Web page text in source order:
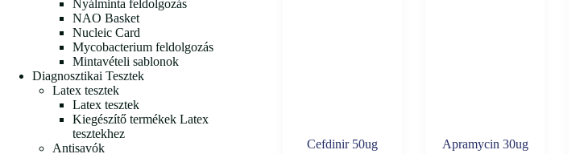
Cefdinir 50ug Apramycin 30ug
Nyálminta feldolgozás
NAO Basket
Nucleic Card
Mycobacterium feldolgozás
Mintavételi sablonok
Diagnosztikai Tesztek
Latex tesztek
Latex tesztek
Kiegészítő termékek Latex
tesztekhez
Antisavók